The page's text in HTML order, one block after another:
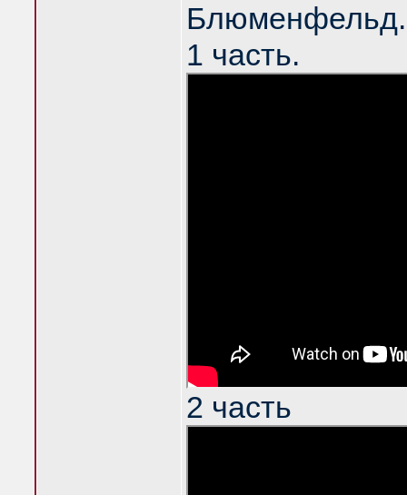
Блюменфельд.
1 часть.
2 часть